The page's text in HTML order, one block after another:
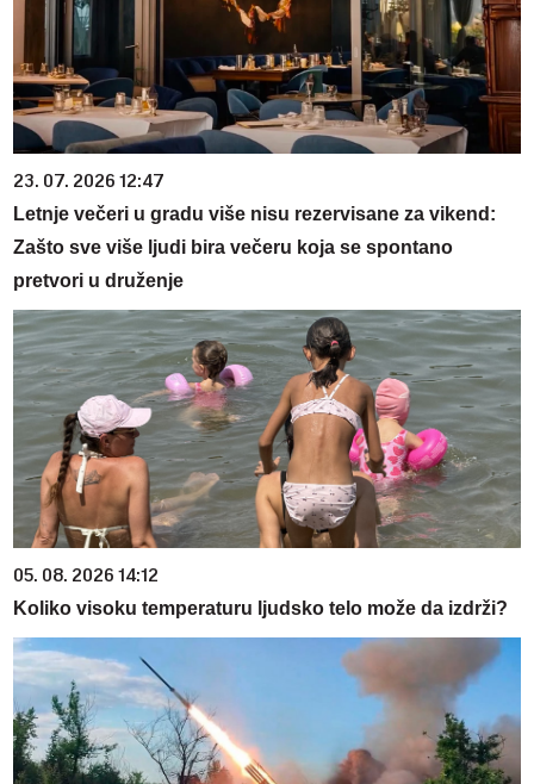
23. 07. 2026 12:47
Letnje večeri u gradu više nisu rezervisane za vikend:
Zašto sve više ljudi bira večeru koja se spontano
pretvori u druženje
05. 08. 2026 14:12
Koliko visoku temperaturu ljudsko telo može da izdrži?